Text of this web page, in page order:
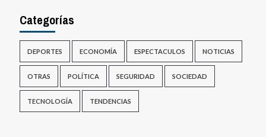
Categorías
DEPORTES ECONOMÍA ESPECTACULOS NOTICIAS
OTRAS POLÍTICA SEGURIDAD SOCIEDAD
TECNOLOGÍA TENDENCIAS